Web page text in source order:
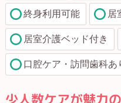
終身利用可能 居
居室介護ベッド付き
口腔ケア・訪問歯科あ
少人数ケアが魅力